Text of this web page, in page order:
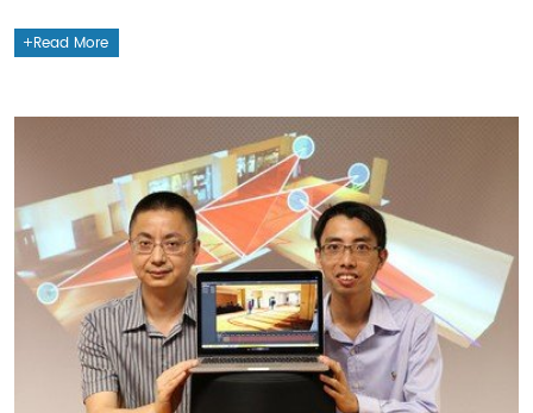
Read More